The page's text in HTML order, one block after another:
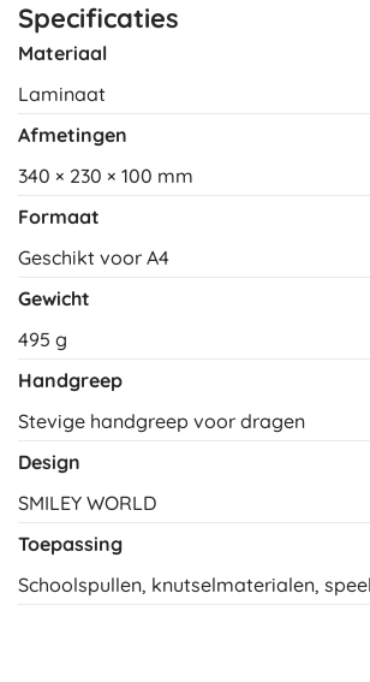
Specificaties
Materiaal
Laminaat
Afmetingen
340 × 230 × 100 mm
Formaat
Geschikt voor A4
Gewicht
495 g
Handgreep
Stevige handgreep voor dragen
Design
SMILEY WORLD
Toepassing
Schoolspullen, knutselmaterialen,